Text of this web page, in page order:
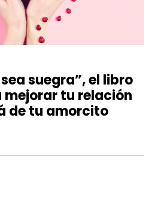
suegra”, el libro
mejorar tu relación
de tu amorcito